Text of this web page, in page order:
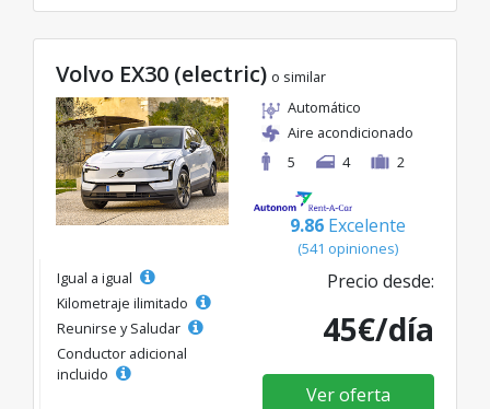
Volvo EX30 (electric) o similar
Automático
Aire acondicionado
5
4 2
9.86 Excelente
(541 opiniones)
Igual a igual
Kilometraje ilimitado
Reunirse y Saludar
Conductor adicional
incluido
Precio desde:
45€/día
Ver oferta